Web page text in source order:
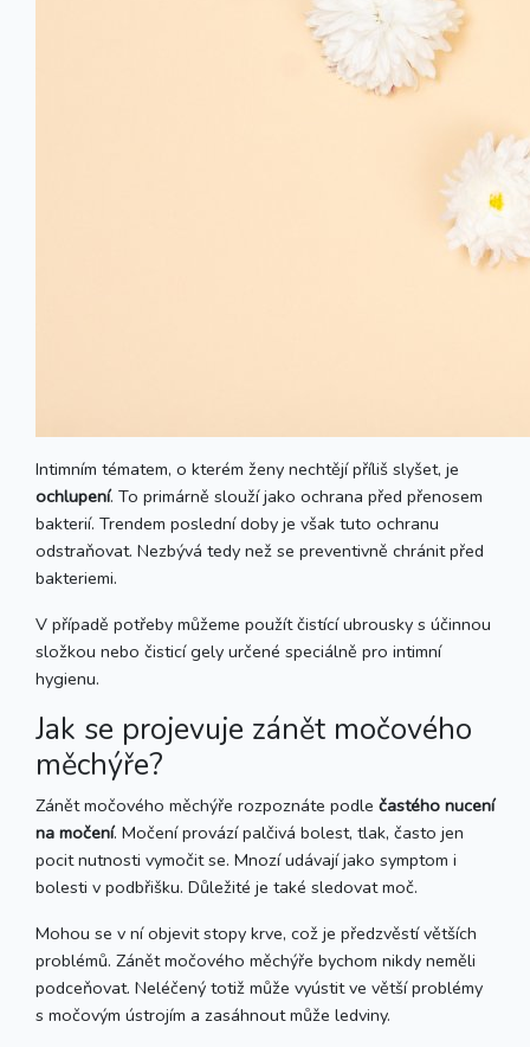
Intimním tématem, o kterém ženy nechtějí příliš slyšet, je
ochlupení. To primárně slouží jako ochrana před přenosem
bakterií. Trendem poslední doby je však tuto ochranu
odstraňovat. Nezbývá tedy než se preventivně chránit před
bakteriemi.
V případě potřeby můžeme použít čistící ubrousky s účinnou
složkou nebo čisticí gely určené speciálně pro intimní
hygienu.
Jak se projevuje zánět močového
měchýře?
Zánět močového měchýře rozpoznáte podle častého nucení
na močení. Močení provází palčivá bolest, tlak, často jen
pocit nutnosti vymočit se. Mnozí udávají jako symptom i
bolesti v podbřišku. Důležité je také sledovat moč.
Mohou se v ní objevit stopy krve, což je předzvěstí větších
problémů. Zánět močového měchýře bychom nikdy neměli
podceňovat. Neléčený totiž může vyústit ve větší problémy
s močovým ústrojím a zasáhnout může ledviny.